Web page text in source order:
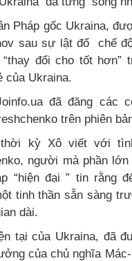
Pháp gốc Ukraina,
sau sự lật đổ chế
đổi cho tốt hơn”
của Ukraina.
đã đăng các
trên phiên
kỳ Xô viết với
người mà phần
“hiện đại ” tin rằng
tinh thần sẵn sàng
dài.
tại của Ukraina, đã
của chủ nghĩa